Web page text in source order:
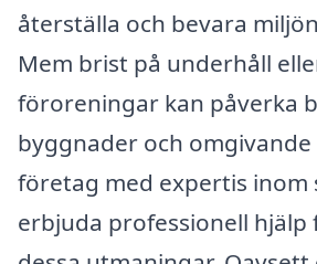
återställa och bevara
Mem brist på underhåll
föroreningar kan påverka
byggnader och
företag med expertis inom
erbjuda professionell